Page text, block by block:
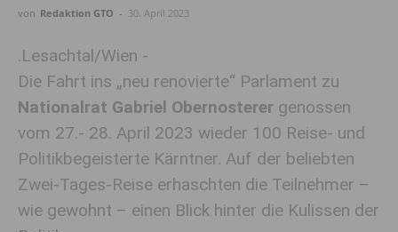
von Redaktion GTO - 30. April 2023
.Lesachtal/Wien -
Die Fahrt ins „neu renovierte“ Parlament zu
Nationalrat Gabriel Obernosterer genossen
vom 27.- 28. April 2023 wieder 100 Reise- und
Politikbegeisterte Kärntner. Auf der beliebten
Zwei-Tages-Reise erhaschten die Teilnehmer –
wie gewohnt – einen Blick hinter die Kulissen der